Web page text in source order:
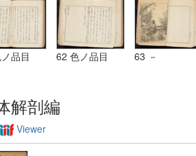
品目 62 色ノ品目 63 －
解剖編
Viewer